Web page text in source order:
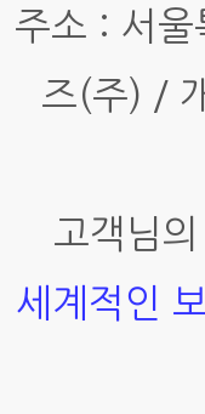
주소 : 서
즈(주) /
고객님
세계적인